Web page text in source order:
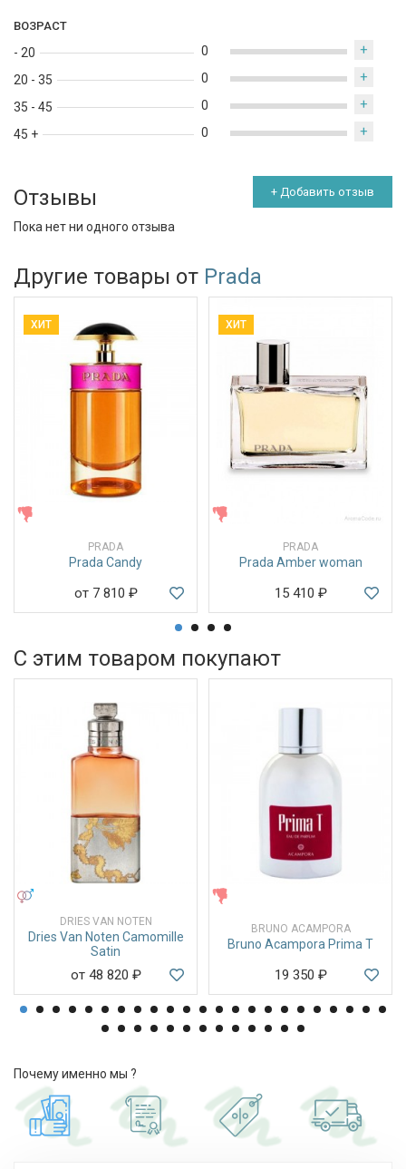
ВОЗРАСТ
- 20
20 - 35
35 - 45
45 +
0 +
0 +
0 +
0 +
Отзывы + Добавить отзыв
Пока нет ни одного отзыва
Другие товары от Prada
ХИТ
PRADA
Prada Candy
от 7 810 ₽
ХИТ
PRADA
Prada Amber woman
15 410 ₽
С этим товаром покупают
DRIES VAN NOTEN
Dries Van Noten Camomille
Satin
от 48 820 ₽
BRUNO ACAMPORA
Bruno Acampora Prima T
19 350 ₽
Почему именно мы ?